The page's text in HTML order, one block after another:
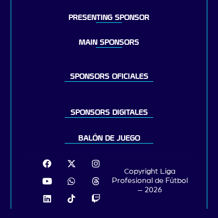
PRESENTING SPONSOR
MAIN SPONSORS
SPONSORS OFICIALES
SPONSORS DIGITALES
BALÓN DE JUEGO
Copyright Liga
Profesional de Fútbol
– 2026